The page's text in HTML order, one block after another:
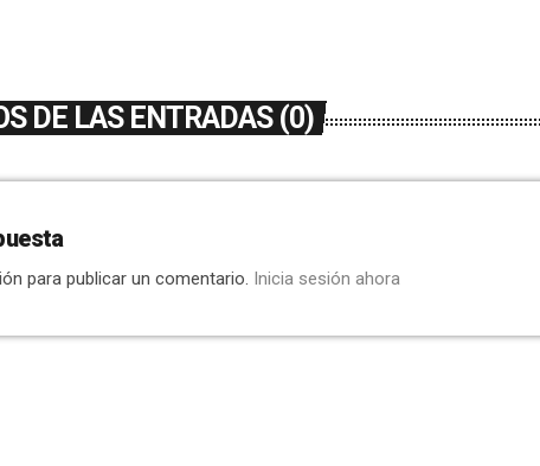
DE LAS ENTRADAS (0)
para publicar un comentario. Inicia sesión ahora